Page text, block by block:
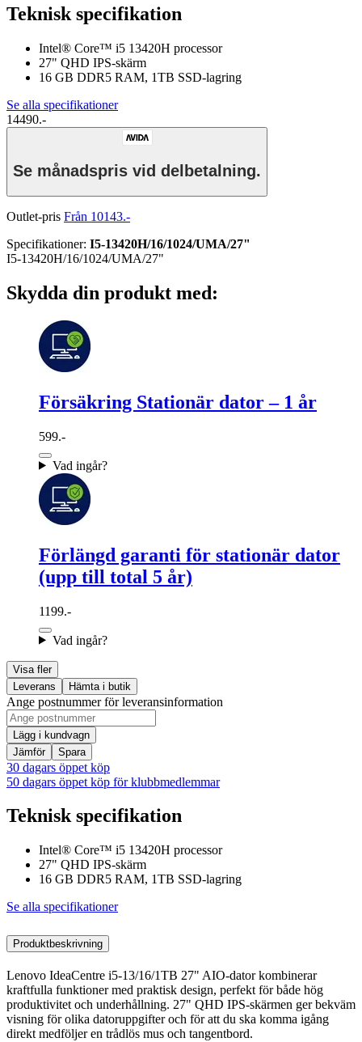
Teknisk specifikation
Intel® Core™ i5 13420H processor
27" QHD IPS-skärm
16 GB DDR5 RAM, 1TB SSD-lagring
Se alla specifikationer
14490.-
Se månadspris vid delbetalning.
Outlet-pris Från 10143.-
Specifikationer: I5-13420H/16/1024/UMA/27"
I5-13420H/16/1024/UMA/27"
Skydda din produkt med:
Försäkring Stationär dator – 1 år
599.-
Vad ingår?
Förlängd garanti för stationär dator
(upp till total 5 år)
1199.-
Vad ingår?
Visa fler
Leverans
Hämta i butik
Ange postnummer för leveransinformation
Lägg i kundvagn
Jämför
Spara
30 dagars öppet köp
50 dagars öppet köp för klubbmedlemmar
Teknisk specifikation
Intel® Core™ i5 13420H processor
27" QHD IPS-skärm
16 GB DDR5 RAM, 1TB SSD-lagring
Se alla specifikationer
Produktbeskrivning
Lenovo IdeaCentre i5-13/16/1TB 27" AIO-dator kombinerar
kraftfulla funktioner med praktisk design, perfekt för både hög
produktivitet och underhållning. 27" QHD IPS-skärmen ger bekväm
visning för olika datoruppgifter och för att du ska komma igång
direkt medföljer en trådlös mus och tangentbord.